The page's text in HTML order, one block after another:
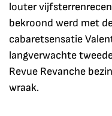
louter
bekroond werd met
cabaretsensatie
langverwachte
Revue Revanche
wraak.